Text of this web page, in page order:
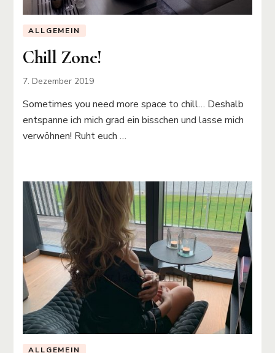
ALLGEMEIN
Chill Zone!
7. Dezember 2019
Sometimes you need more space to chill… Deshalb
entspanne ich mich grad ein bisschen und lasse mich
verwöhnen! Ruht euch …
ALLGEMEIN